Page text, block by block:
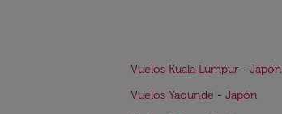
Vuelos Kuala Lumpur - Japón
Vuelos Yaoundé - Japón